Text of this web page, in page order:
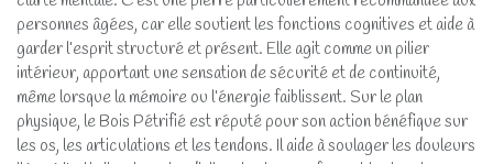
personnes âgées, car elle soutient les fonctions cognitives et aide à
garder l’esprit structuré et présent. Elle agit comme un pilier
intérieur, apportant une sensation de sécurité et de continuité,
même lorsque la mémoire ou l’énergie faiblissent. Sur le plan
physique, le Bois Pétrifié est réputé pour son action bénéfique sur
les os, les articulations et les tendons. Il aide à soulager les douleurs